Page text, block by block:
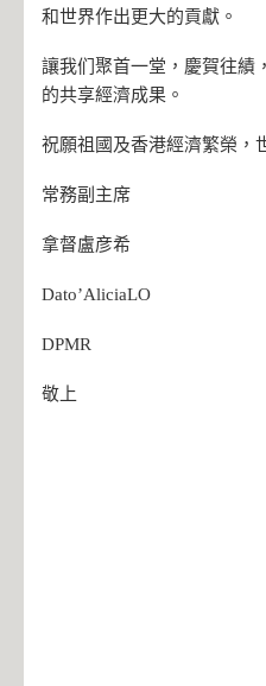
和世界作出更大的貢獻。
讓我们聚首一堂，慶賀往績
的共享經濟成果。
祝願祖國及香港經濟繁榮，
常務副主席
拿督盧彦希
Dato’AliciaLO
DPMR
敬上